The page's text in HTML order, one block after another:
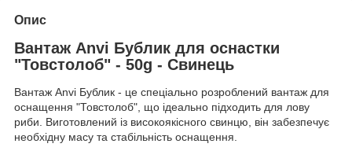
Опис
Вантаж Anvi Бублик для оснастки
"Товстолоб" - 50g - Свинець
Вантаж Anvi Бублик - це спеціально розроблений вантаж для
оснащення "Товстолоб", що ідеально підходить для лову
риби. Виготовлений із високоякісного свинцю, він забезпечує
необхідну масу та стабільність оснащення.